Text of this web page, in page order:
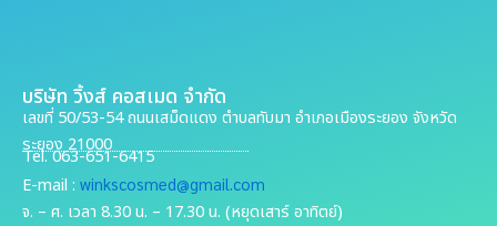
บริษัท วิ้งส์ คอสเมด จำกัด
เลขที่ 50/53-54 ถนนเสม็ดแดง ตำบลทับมา อำเภอเมืองระยอง จังหวัด
ระยอง 21000
Tel. 063-651-6415
E-mail : winkscosmed@gmail.com
จ. – ศ. เวลา 8.30 น. – 17.30 น. (หยุดเสาร์ อาทิตย์)